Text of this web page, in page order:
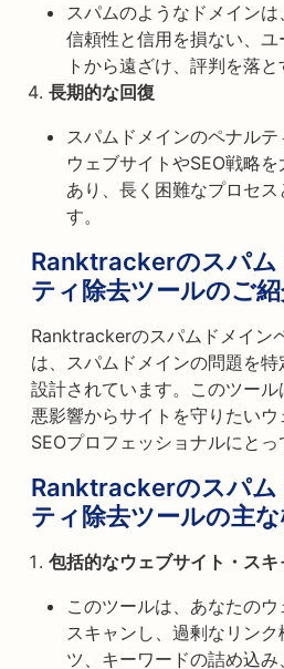
スパムのようなドメイン
信頼性と信用を損ない、
トから遠ざけ、評判を落と
長期的な回復
スパムドメインのペナルテ
ウェブサイトやSEO戦略
あり、長く困難なプロセ
す。
Ranktrackerのスパム
ティ除去ツールのご
Ranktrackerのスパムドメイン
は、スパムドメインの問題を
設計されています。このツー
悪影響からサイトを守りたい
SEOプロフェッショナルにとっ
Ranktrackerのスパム
ティ除去ツールの主
包括的なウェブサイト・スキ
このツールは、あなたの
スキャンし、過剰なリン
ツ、キーワードの詰め込